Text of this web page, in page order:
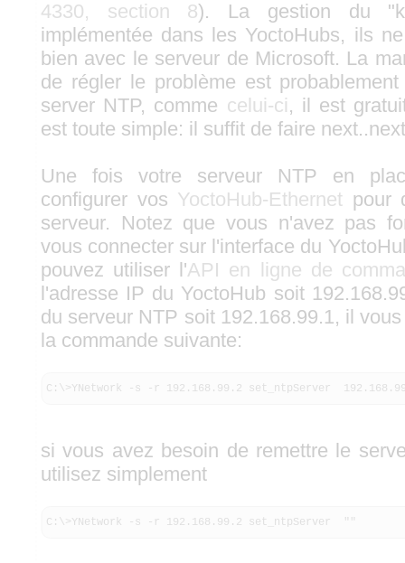
4330, section 8). La gestion du
implémentée dans les YoctoHubs, ils
bien avec le serveur de Microsoft. La
de régler le problème est
server NTP, comme celui-ci, il est
est toute simple: il suffit de faire
Une fois votre serveur NTP en
configurer vos YoctoHub-Ethernet pour
serveur. Notez que vous n'avez pas
vous connecter sur l'interface du
pouvez utiliser l'API en ligne de
l'adresse IP du YoctoHub soit
du serveur NTP soit 192.168.99.1, il
la commande suivante:
C:\>YNetwork -s -r 192.168.99.2 set_ntpServer
si vous avez besoin de remettre le
utilisez simplement
C:\>YNetwork -s -r 192.168.99.2 set_ntpServer  ""